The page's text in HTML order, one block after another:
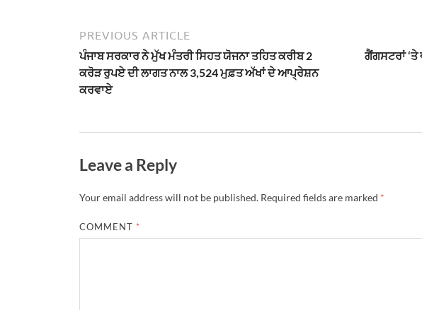
PREVIOUS ARTICLE
ਪੰਜਾਬ ਸਰਕਾਰ ਨੇ ਮੁੱਖ ਮੰਤਰੀ ਸਿਹਤ ਯੋਜਨਾ ਤਹਿਤ ਕਰੀਬ 2
ਕਰੋੜ ਰੁਪਏ ਦੀ ਲਾਗਤ ਨਾਲ 3,524 ਮੁਫ਼ਤ ਅੱਖਾਂ ਦੇ ਆਪ੍ਰੇਸ਼ਨ
ਕਰਵਾਏ
ਗੈਂਗਸਟਰਾਂ ‘ਤੇ
Leave a Reply
Your email address will not be published. Required fields are marked *
COMMENT *